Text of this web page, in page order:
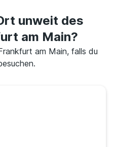
unweit des
am Main?
am Main, falls du